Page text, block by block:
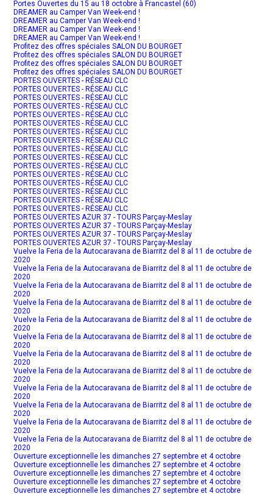
Portes Ouvertes du 15 au 18 octobre à Francastel (60)
DREAMER au Camper Van Week-end !
DREAMER au Camper Van Week-end !
DREAMER au Camper Van Week-end !
DREAMER au Camper Van Week-end !
Profitez des offres spéciales SALON DU BOURGET
Profitez des offres spéciales SALON DU BOURGET
Profitez des offres spéciales SALON DU BOURGET
Profitez des offres spéciales SALON DU BOURGET
PORTES OUVERTES - RÉSEAU CLC
PORTES OUVERTES - RÉSEAU CLC
PORTES OUVERTES - RÉSEAU CLC
PORTES OUVERTES - RÉSEAU CLC
PORTES OUVERTES - RÉSEAU CLC
PORTES OUVERTES - RÉSEAU CLC
PORTES OUVERTES - RÉSEAU CLC
PORTES OUVERTES - RÉSEAU CLC
PORTES OUVERTES - RÉSEAU CLC
PORTES OUVERTES - RÉSEAU CLC
PORTES OUVERTES - RÉSEAU CLC
PORTES OUVERTES - RÉSEAU CLC
PORTES OUVERTES - RÉSEAU CLC
PORTES OUVERTES - RÉSEAU CLC
PORTES OUVERTES - RÉSEAU CLC
PORTES OUVERTES - RÉSEAU CLC
PORTES OUVERTES AZUR 37 - TOURS Parçay-Meslay
PORTES OUVERTES AZUR 37 - TOURS Parçay-Meslay
PORTES OUVERTES AZUR 37 - TOURS Parçay-Meslay
PORTES OUVERTES AZUR 37 - TOURS Parçay-Meslay
Vuelve la Feria de la Autocaravana de Biarritz del 8 al 11 de octubre de
2020
Vuelve la Feria de la Autocaravana de Biarritz del 8 al 11 de octubre de
2020
Vuelve la Feria de la Autocaravana de Biarritz del 8 al 11 de octubre de
2020
Vuelve la Feria de la Autocaravana de Biarritz del 8 al 11 de octubre de
2020
Vuelve la Feria de la Autocaravana de Biarritz del 8 al 11 de octubre de
2020
Vuelve la Feria de la Autocaravana de Biarritz del 8 al 11 de octubre de
2020
Vuelve la Feria de la Autocaravana de Biarritz del 8 al 11 de octubre de
2020
Vuelve la Feria de la Autocaravana de Biarritz del 8 al 11 de octubre de
2020
Vuelve la Feria de la Autocaravana de Biarritz del 8 al 11 de octubre de
2020
Vuelve la Feria de la Autocaravana de Biarritz del 8 al 11 de octubre de
2020
Vuelve la Feria de la Autocaravana de Biarritz del 8 al 11 de octubre de
2020
Vuelve la Feria de la Autocaravana de Biarritz del 8 al 11 de octubre de
2020
Ouverture exceptionnelle les dimanches 27 septembre et 4 octobre
Ouverture exceptionnelle les dimanches 27 septembre et 4 octobre
Ouverture exceptionnelle les dimanches 27 septembre et 4 octobre
Ouverture exceptionnelle les dimanches 27 septembre et 4 octobre
Ouverture exceptionnelle les dimanches 27 septembre et 4 octobre